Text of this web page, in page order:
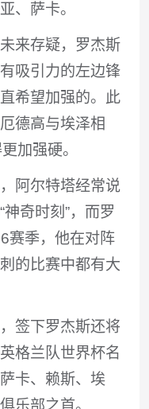
、萨卡。
来存疑，罗杰斯
吸引力的左边锋
希望加强的。此
德高与埃泽相
加强硬。
阿尔特塔经常说
奇时刻”，而罗
赛季，他在对阵
的比赛中都有大
签下罗杰斯还将
格兰队世界杯名
卡、赖斯、埃
乐部之首。